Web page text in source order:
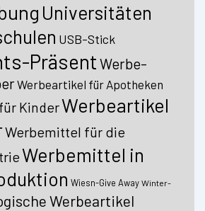
Universitäten
USB-Stick
Präsent Werbe-
Werbeartikel für Apotheken
KinderWerbeartikel
Werbemittel für die
Werbemittel in
Wiesn-Give Away Winter-
Werbeartikel